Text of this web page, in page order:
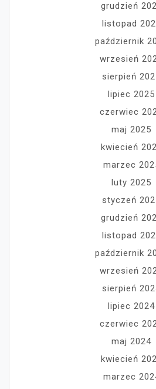
grudzień
listopad
październik
wrzesień
sierpień
lipiec 2025
czerwiec
maj 2025
kwiecień
marzec
luty 2025
styczeń
grudzień
listopad
październik
wrzesień
sierpień
lipiec 2024
czerwiec
maj 2024
kwiecień
marzec